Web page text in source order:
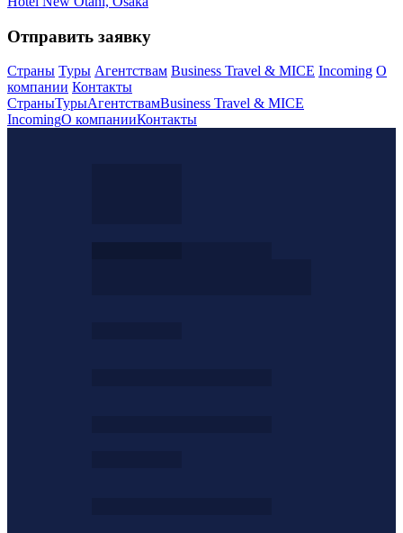
Отправить заявку
Страны Туры Агентствам Business Travel & MICE Incoming О
компании Контакты
СтраныТурыАгентствамBusiness Travel & MICE
IncomingО компанииКонтакты